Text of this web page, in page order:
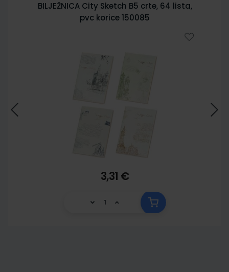
BILJEŽNICA City Sketch B5 crte, 64 lista,
pvc korice 150085
3,31 €